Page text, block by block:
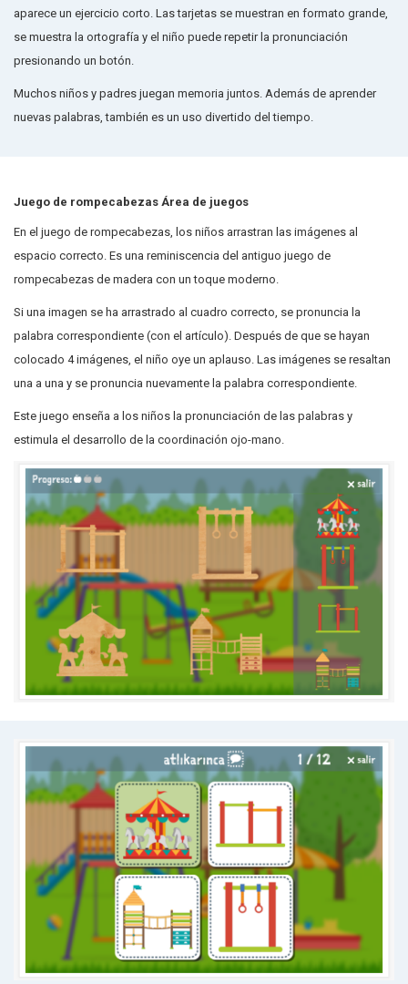
aparece un ejercicio corto. Las tarjetas se muestran en formato grande,
se muestra la ortografía y el niño puede repetir la pronunciación
presionando un botón.
Muchos niños y padres juegan memoria juntos. Además de aprender
nuevas palabras, también es un uso divertido del tiempo.
Juego de rompecabezas Área de juegos
En el juego de rompecabezas, los niños arrastran las imágenes al
espacio correcto. Es una reminiscencia del antiguo juego de
rompecabezas de madera con un toque moderno.
Si una imagen se ha arrastrado al cuadro correcto, se pronuncia la
palabra correspondiente (con el artículo). Después de que se hayan
colocado 4 imágenes, el niño oye un aplauso. Las imágenes se resaltan
una a una y se pronuncia nuevamente la palabra correspondiente.
Este juego enseña a los niños la pronunciación de las palabras y
estimula el desarrollo de la coordinación ojo-mano.